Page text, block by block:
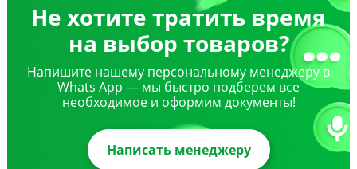
Не хотите тратить время
на выбор товаров?
Напишите нашему персональному менеджеру в
Whats App — мы быстро подберем все
необходимое и оформим документы!
Написать менеджеру